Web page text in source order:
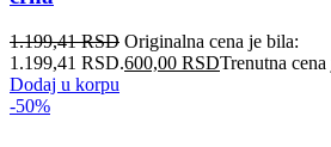
1.199,41RSD Originalna cena je bila:
1.199,41 RSD.600,00 RSDTrenutna
Dodaj u korpu
-50%